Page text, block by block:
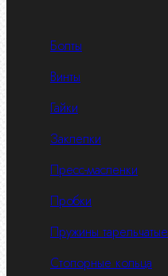
Болты
Винты
Гайки
Заклепки
Пресс-масленки
Пробки
Пружины тарельчатые
Стопорные кольца